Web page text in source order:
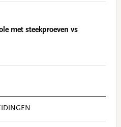
met steekproeven vs